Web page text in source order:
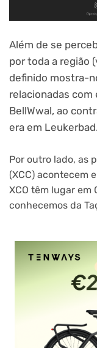
Além de se
por toda a região
definido mostra-
relacionadas
BellWwal, ao
era em Leukerbad.
Por outro lado, as
(XCC) acontecem
XCO têm lugar
conhecemos da